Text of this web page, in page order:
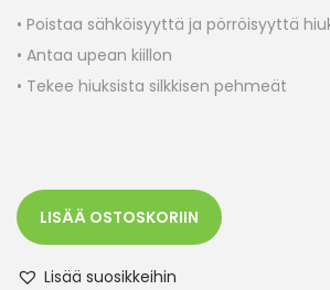
• Poistaa sähköisyyttä ja pörröisyyttä
• Antaa upean kiillon
• Tekee hiuksista silkkisen pehmeät
LISÄÄ OSTOSKORIIN
Lisää suosikkeihin